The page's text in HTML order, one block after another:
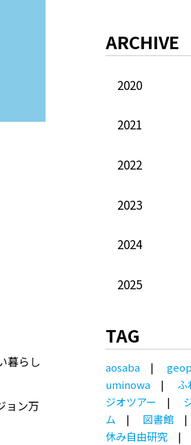
暮らし
ョン万
ARCHIVE
2020
2021
2022
2023
2024
2025
TAG
aosaba
uminowa
ふ
ジオツアー
ム
図書館
休み自由研究